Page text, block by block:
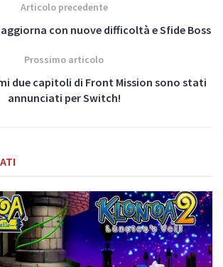
Articolo precedente
con nuove difficoltà e Sfide Boss
Prossimo articolo
due capitoli di Front Mission sono stati
annunciati per Switch!